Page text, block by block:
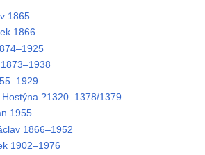
1865
1866
?1320–1378/1379
1955
1866–1952
1902–1976